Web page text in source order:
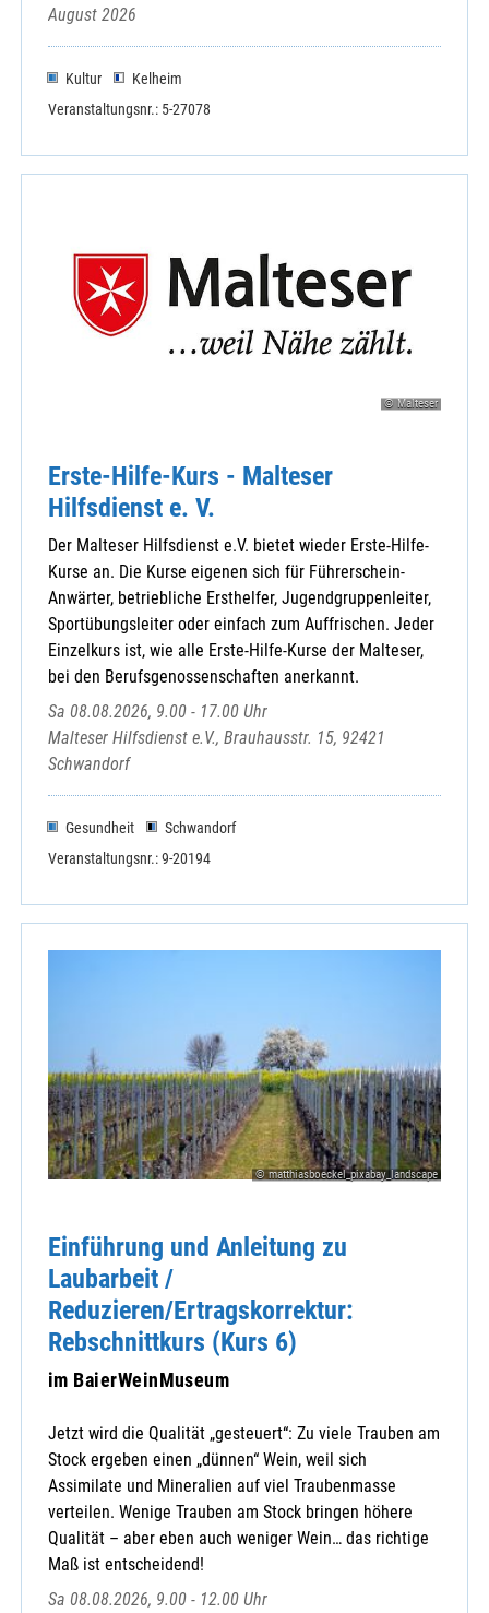
August 2026
Kultur
Kelheim
Veranstaltungsnr.: 5-27078
© Malteser
Erste-Hilfe-Kurs - Malteser
Hilfsdienst e. V.
Der Malteser Hilfsdienst e.V. bietet wieder Erste-Hilfe-
Kurse an. Die Kurse eigenen sich für Führerschein-
Anwärter, betriebliche Ersthelfer, Jugendgruppenleiter,
Sportübungsleiter oder einfach zum Auffrischen. Jeder
Einzelkurs ist, wie alle Erste-Hilfe-Kurse der Malteser,
bei den Berufsgenossenschaften anerkannt.
Sa 08.08.2026, 9.00 - 17.00 Uhr
Malteser Hilfsdienst e.V., Brauhausstr. 15, 92421
Schwandorf
Gesundheit
Schwandorf
Veranstaltungsnr.: 9-20194
© matthiasboeckel_pixabay_landscape
Einführung und Anleitung zu
Laubarbeit /
Reduzieren/Ertragskorrektur:
Rebschnittkurs (Kurs 6)
im BaierWeinMuseum
Jetzt wird die Qualität „gesteuert“: Zu viele Trauben am
Stock ergeben einen „dünnen“ Wein, weil sich
Assimilate und Mineralien auf viel Traubenmasse
verteilen. Wenige Trauben am Stock bringen höhere
Qualität – aber eben auch weniger Wein… das richtige
Maß ist entscheidend!
Sa 08.08.2026, 9.00 - 12.00 Uhr